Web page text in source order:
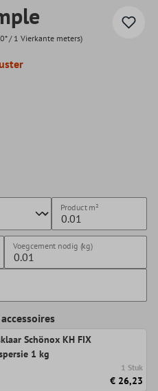
/ 1 Vierkante meters)
Productm²
Voegcement nodig (kg)
Schönox KH FIX
1 kg
1 Stuk
€ 26,23